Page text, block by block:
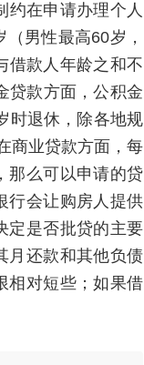
约在申请办理个人
男性最高60岁，
借款人年龄之和不
贷款方面，公积金
时退休，除各地规
商业贷款方面，每
那么可以申请的贷
行会让购房人提供
定是否批贷的主要
月还款和其他负债
相对短些；如果借